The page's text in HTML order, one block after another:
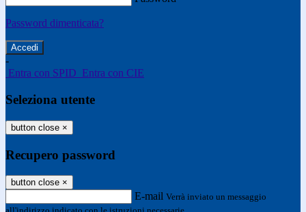
Password dimenticata?
-
Entra con SPID Entra con CIE
Seleziona utente
button close ×
Recupero password
button close ×
E-mail Verrà inviato un messaggio